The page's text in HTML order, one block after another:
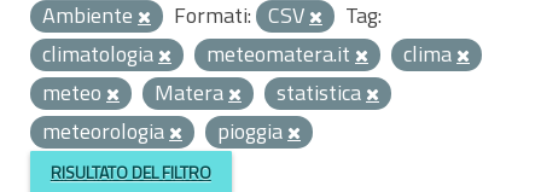
Ambiente
Formati: CSV
Tag:
climatologia
meteomatera.it
clima
meteo
Matera
statistica
meteorologia
pioggia
RISULTATO DEL FILTRO